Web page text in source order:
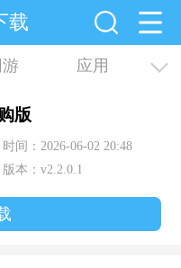
载
游 应用
版
时间：2026-06-02 20:48
版本：v2.2.0.1